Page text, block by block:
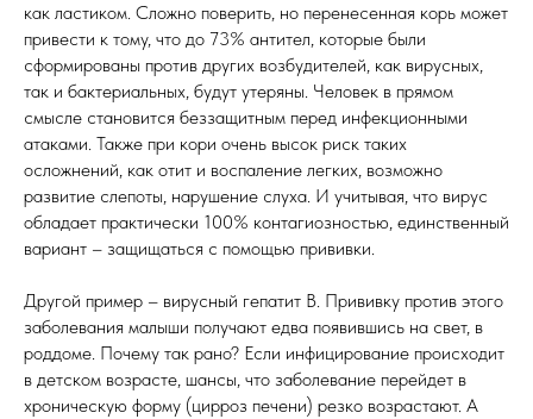
как ластиком. Сложно поверить, но перенесенная корь может
привести к тому, что до 73% антител, которые были
сформированы против других возбудителей, как вирусных,
так и бактериальных, будут утеряны. Человек в прямом
смысле становится беззащитным перед инфекционными
атаками. Также при кори очень высок риск таких
осложнений, как отит и воспаление легких, возможно
развитие слепоты, нарушение слуха. И учитывая, что вирус
обладает практически 100% контагиозностью, единственный
вариант – защищаться с помощью прививки.
Другой пример – вирусный гепатит В. Прививку против этого
заболевания малыши получают едва появившись на свет, в
роддоме. Почему так рано? Если инфицирование происходит
в детском возрасте, шансы, что заболевание перейдет в
хроническую форму (цирроз печени) резко возрастают. А